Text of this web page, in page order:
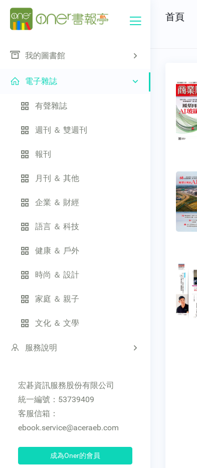
我的圖書館
電子雜誌
有聲雜誌
週刊 ＆ 雙週刊
報刊
月刊 ＆ 其他
企業 ＆ 財經
語言 ＆ 科技
健康 ＆ 戶外
時尚 ＆ 設計
家庭 ＆ 親子
文化 ＆ 文學
服務說明
宏碁資訊服務股份有限公司
統一編號：53739409
客服信箱：
ebook.service@aceraeb.com
成為Oner的會員
首頁